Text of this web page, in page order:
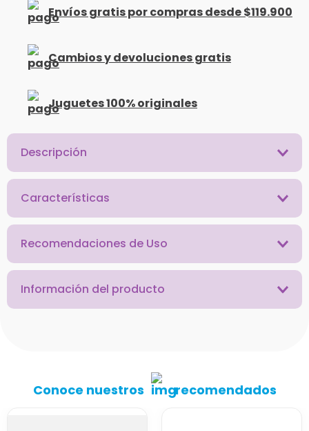
Envíos gratis por compras desde $119.900
Cambios y devoluciones gratis
Juguetes 100% originales
Descripción
Características
Recomendaciones de Uso
Información del producto
Conoce nuestros recomendados